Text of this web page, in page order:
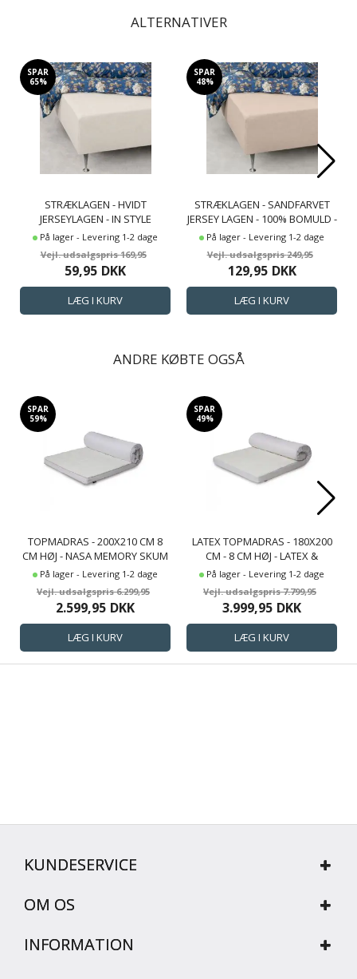
ALTERNATIVER
SPAR
65%
STRÆKLAGEN - HVIDT
JERSEYLAGEN - IN STYLE
FACONLAGEN
På lager - Levering 1-2 dage
169,95
59,95 DKK
SPAR
48%
STRÆKLAGEN - SANDFARVET
JERSEY LAGEN - 100% BOMULD -
FACONLAGEN TIL MADRAS -
NORDSTRAND HOME
På lager - Levering 1-2 dage
249,95
129,95 DKK
ANDRE KØBTE OGSÅ
SPAR
59%
TOPMADRAS - 200X210 CM 8
CM HØJ - NASA MEMORY SKUM
- BORG LIVING - ERGONOMISK
TOPMADRAS
På lager - Levering 1-2 dage
6.299,95
2.599,95 DKK
SPAR
49%
LATEX TOPMADRAS - 180X200
CM - 8 CM HØJ - LATEX &
NATURLATEX - ZEN SLEEP
TOPMADRAS TIL DOBBELT
SENG
På lager - Levering 1-2 dage
7.799,95
3.999,95 DKK
KUNDESERVICE
OM OS
INFORMATION